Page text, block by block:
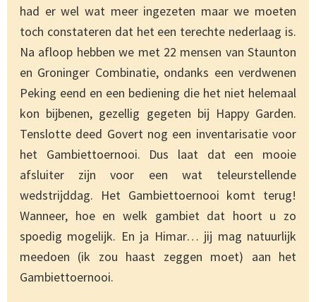
had er wel wat meer ingezeten maar we moeten
toch constateren dat het een terechte nederlaag is.
Na afloop hebben we met 22 mensen van Staunton
en Groninger Combinatie, ondanks een verdwenen
Peking eend en een bediening die het niet helemaal
kon bijbenen, gezellig gegeten bij Happy Garden.
Tenslotte deed Govert nog een inventarisatie voor
het Gambiettoernooi. Dus laat dat een mooie
afsluiter zijn voor een wat teleurstellende
wedstrijddag. Het Gambiettoernooi komt terug!
Wanneer, hoe en welk gambiet dat hoort u zo
spoedig mogelijk. En ja Himar… jij mag natuurlijk
meedoen (ik zou haast zeggen moet) aan het
Gambiettoernooi.